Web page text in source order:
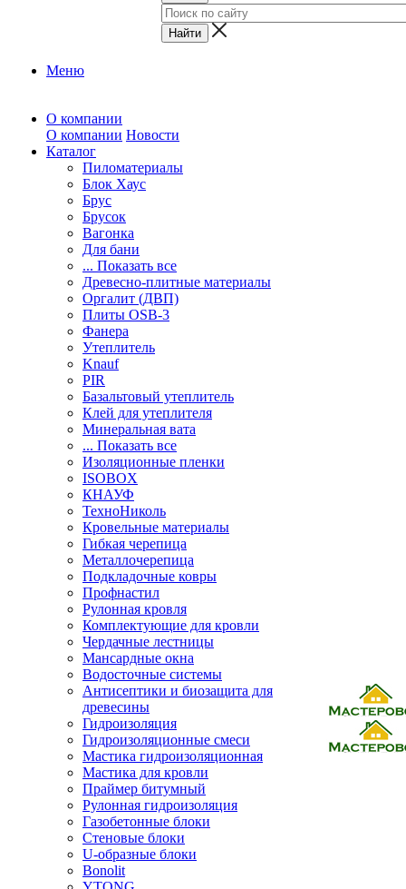
Меню
О компании
О компании Новости
Каталог
Пиломатериалы
Блок Хаус
Брус
Брусок
Вагонка
Для бани
... Показать все
Древесно-плитные материалы
Оргалит (ДВП)
Плиты OSB-3
Фанера
Утеплитель
Knauf
PIR
Базальтовый утеплитель
Клей для утеплителя
Минеральная вата
... Показать все
Изоляционные пленки
ISOBOX
КНАУФ
ТехноНиколь
Кровельные материалы
Гибкая черепица
Металлочерепица
Подкладочные ковры
Профнастил
Рулонная кровля
Комплектующие для кровли
Чердачные лестницы
Мансардные окна
Водосточные системы
Антисептики и биозащита для
древесины
Гидроизоляция
Гидроизоляционные смеси
Мастика гидроизоляционная
Мастика для кровли
Праймер битумный
Рулонная гидроизоляция
Газобетонные блоки
Стеновые блоки
U-образные блоки
Bonolit